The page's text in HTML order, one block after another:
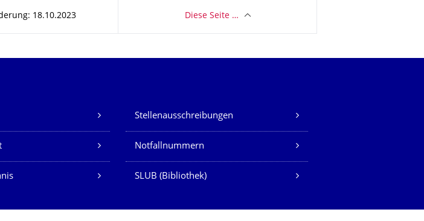
18.10.2023 Diese Seite …
Stellenausschreibungen
Notfallnummern
SLUB (Bibliothek)